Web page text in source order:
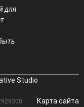
для
Studio
Карта сайта